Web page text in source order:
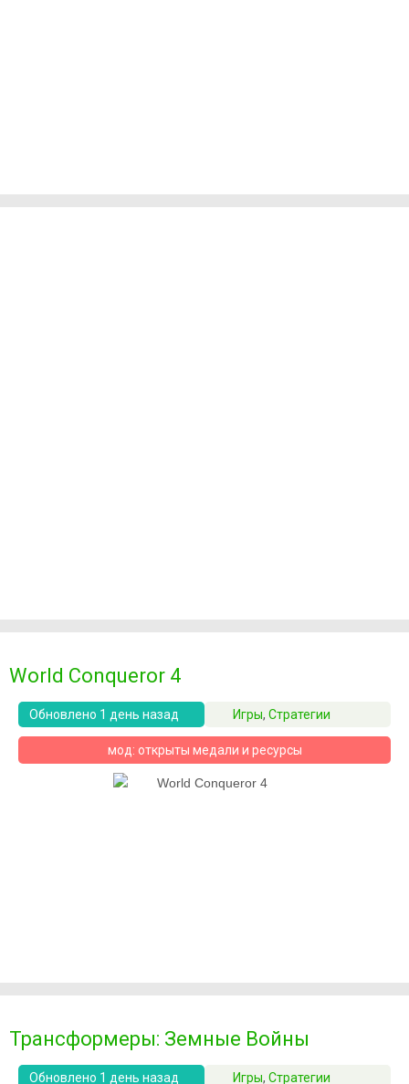
World Conqueror 4
Обновлено 1 день назад Игры, Стратегии
мод: открыты медали и ресурсы
Трансформеры: Земные Войны
Обновлено 1 день назад Игры, Стратегии